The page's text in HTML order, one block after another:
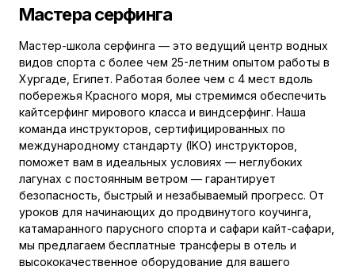
Мастера серфинга
Мастер-школа серфинга — это ведущий центр водных
видов спорта с более чем 25-летним опытом работы в
Хургаде, Египет. Работая более чем с 4 мест вдоль
побережья Красного моря, мы стремимся обеспечить
кайтсерфинг мирового класса и виндсерфинг. Наша
команда инструкторов, сертифицированных по
международному стандарту (IKO) инструкторов,
поможет вам в идеальных условиях — неглубоких
лагунах с постоянным ветром — гарантирует
безопасность, быстрый и незабываемый прогресс. От
уроков для начинающих до продвинутого коучинга,
катамаранного парусного спорта и сафари кайт-сафари,
мы предлагаем бесплатные трансферы в отель и
высококачественное оборудование для вашего